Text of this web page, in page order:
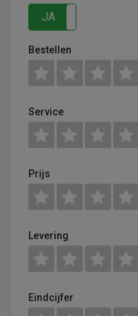
JA
Bestellen
Service
Prijs
Levering
Eindcijfer